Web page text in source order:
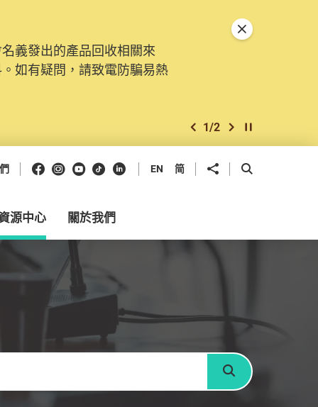
義發出的產品回收相關來
如有疑問，請致電防騙易熱
。由2025年11月10日起，
訴、查詢及建議。所有提交
上一個
2/2 下一個開始/暫停幻燈
關閉特別通告
Facebook
Instagram
Youtube
抖音領英 EN 简 分享到 開啟搜尋框
源中心 關於我們
搜尋